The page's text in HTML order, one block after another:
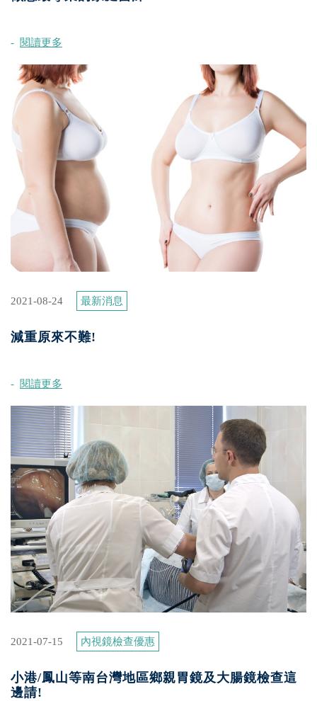
閱讀更多
2021-08-24 最新消息
減重原來不難!
閱讀更多
2021-07-15 內視鏡檢查優惠
小港/鳳山等南台灣地區鄉親胃鏡及大腸鏡檢查這
邊請!